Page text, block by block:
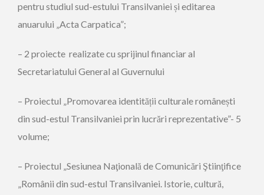
pentru studiul sud-estului Transilvaniei și editarea
anuarului „Acta Carpatica”;
– 2 proiecte realizate cu sprijinul financiar al
Secretariatului General al Guvernului
– Proiectul „Promovarea identității culturale românești
din sud-estul Transilvaniei prin lucrări reprezentative”- 5
volume;
– Proiectul „Sesiunea Naţională de Comunicări Ştiinţifice
„Românii din sud-estul Transilvaniei. Istorie, cultură,